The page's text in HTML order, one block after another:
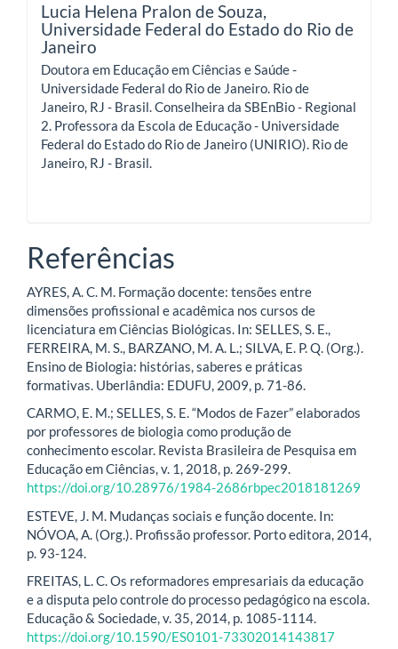
Lucia Helena Pralon de Souza,
Universidade Federal do Estado do Rio de
Janeiro
Doutora em Educação em Ciências e Saúde -
Universidade Federal do Rio de Janeiro. Rio de
Janeiro, RJ - Brasil. Conselheira da SBEnBio - Regional
2. Professora da Escola de Educação - Universidade
Federal do Estado do Rio de Janeiro (UNIRIO). Rio de
Janeiro, RJ - Brasil.
Referências
AYRES, A. C. M. Formação docente: tensões entre
dimensões profissional e acadêmica nos cursos de
licenciatura em Ciências Biológicas. In: SELLES, S. E.,
FERREIRA, M. S., BARZANO, M. A. L.; SILVA, E. P. Q. (Org.).
Ensino de Biologia: histórias, saberes e práticas
formativas. Uberlândia: EDUFU, 2009, p. 71-86.
CARMO, E. M.; SELLES, S. E. “Modos de Fazer” elaborados
por professores de biologia como produção de
conhecimento escolar. Revista Brasileira de Pesquisa em
Educação em Ciências, v. 1, 2018, p. 269-299.
https://doi.org/10.28976/1984-2686rbpec2018181269
ESTEVE, J. M. Mudanças sociais e função docente. In:
NÓVOA, A. (Org.). Profissão professor. Porto editora, 2014,
p. 93-124.
FREITAS, L. C. Os reformadores empresariais da educação
e a disputa pelo controle do processo pedagógico na escola.
Educação & Sociedade, v. 35, 2014, p. 1085-1114.
https://doi.org/10.1590/ES0101-73302014143817